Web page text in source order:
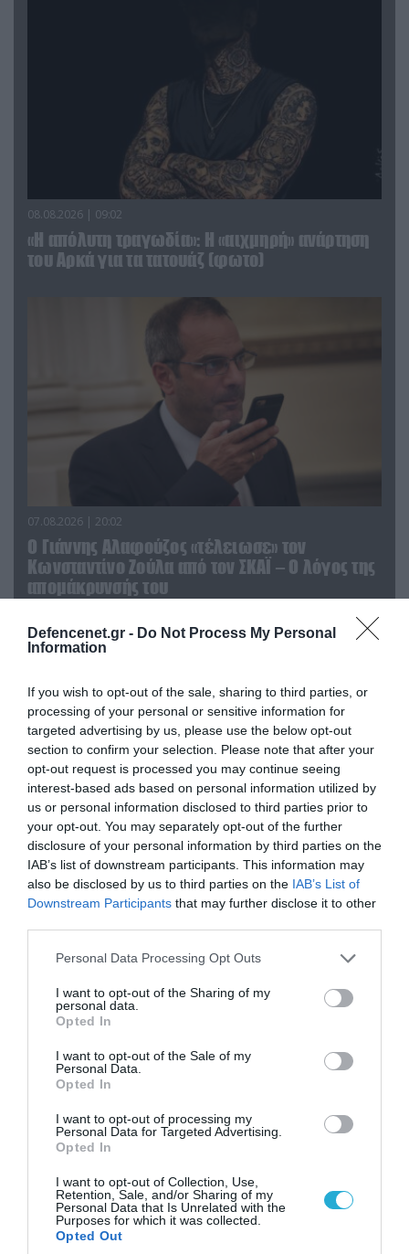
Defencenet.gr - Do Not Process My Personal
Information
If you wish to opt-out of the sale, sharing to third parties, or
processing of your personal or sensitive information for
targeted advertising by us, please use the below opt-out
section to confirm your selection. Please note that after your
opt-out request is processed you may continue seeing
interest-based ads based on personal information utilized by
us or personal information disclosed to third parties prior to
your opt-out. You may separately opt-out of the further
disclosure of your personal information by third parties on the
IAB’s list of downstream participants. This information may
also be disclosed by us to third parties on the IAB’s List of
Downstream Participants that may further disclose it to other
Please note that this website/app uses one or more Google
not limited to your visit or usage behaviour. You may click to
grant or deny consent to Google and its third-party tags to
use your data for below specified purposes in below Google
consent section.
Personal Data Processing Opt Outs
I want to opt-out of the Sharing of my
personal data.
Opted In
I want to opt-out of the Sale of my
Personal Data.
Opted In
I want to opt-out of processing my
Personal Data for Targeted Advertising.
Opted In
I want to opt-out of Collection, Use,
Retention, Sale, and/or Sharing of my
Personal Data that Is Unrelated with the
Purposes for which it was collected.
Opted Out
08.08.2026 | 09:02
«Η απόλυτη τραγωδία»: Η «αιχμηρή» ανάρτηση
του Αρκά για τα τατουάζ (φωτο)
07.08.2026 | 20:02
Ο Γιάννης Αλαφούζος «τέλειωσε» τον
Κωνσταντίνο Ζούλα από τον ΣΚΑΪ – Ο λόγος της
απομάκρυνσής του
06.08.2026 | 14:02
«Επιχείρηση ελεύθερα πεζοδρόμια» στην
Αθήνα: Απομακρύνθηκαν παράνομα
αντικείμενα από κοινόχρηστους χώρους
06.08.2026 | 09:03
«Οι εντελώς αθώοι»: Η ανάρτηση του Αρκά για
τα ζώα που χάθηκαν στις πυρκαγιές της
Αττικής (φωτο)